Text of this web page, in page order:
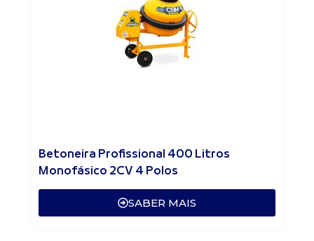
Betoneira Profissional 400 Litros
Monofásico 2CV 4 Polos
SABER MAIS